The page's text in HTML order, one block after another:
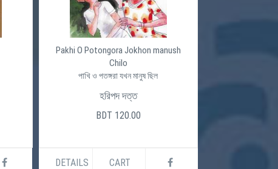
Pakhi O Potongora Jokhon manush
Chilo
পাখি ও পতঙ্গরা যখন মানুষ ছিল
হরিপদ দত্ত
BDT 120.00
DETAILS CART